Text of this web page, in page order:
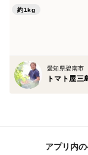
また真夏の炎天
況を確認し、丹
【容量】
約1kg
愛知県碧南市
トマト屋三
アプリ内